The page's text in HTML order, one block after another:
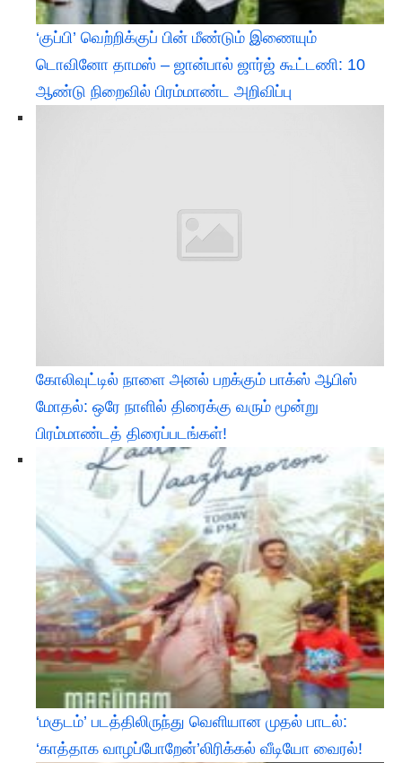
‘குப்பி’ வெற்றிக்குப் பின் மீண்டும் இணையும்
டொவினோ தாமஸ் – ஜான்பால் ஜார்ஜ் கூட்டணி: 10
ஆண்டு நிறைவில் பிரம்மாண்ட அறிவிப்பு
கோலிவுட்டில் நாளை அனல் பறக்கும் பாக்ஸ் ஆபிஸ்
மோதல்: ஒரே நாளில் திரைக்கு வரும் மூன்று
பிரம்மாண்டத் திரைப்படங்கள்!
‘மகுடம்’ படத்திலிருந்து வெளியான முதல் பாடல்:
‘காத்தாக வாழப்போறேன்’லிரிக்கல் வீடியோ வைரல்!